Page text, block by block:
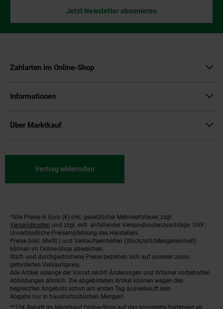
Jetzt Newsletter abonnieren
Zahlarten im Online-Shop
Informationen
Über Marktkauf
Vertrag widerrufen
Fußnoten
*Alle Preise in Euro (€) inkl. gesetzlicher Mehrwertsteuer, zzgl.
Versandkosten und zzgl. evtl. anfallender Versandkostenzuschläge. UVP:
Unverbindliche Preisempfehlung des Herstellers.
Preise (inkl. MwSt.) und Verkaufseinheiten (Stückzahl/Mengeneinheit)
können im Online-Shop abweichen.
Statt- und durchgestrichene Preise beziehen sich auf unseren zuvor
geforderten Verkaufspreis.
Alle Artikel solange der Vorrat reicht! Änderungen und Irrtümer vorbehalten.
Abbildungen ähnlich. Die abgebildeten Artikel können wegen des
begrenzten Angebots schon am ersten Tag ausverkauft sein.
Abgabe nur in haushaltsüblichen Mengen!
**15€ Rabatt im Marktkauf Online-Shop auf das komplette Sortiment ab